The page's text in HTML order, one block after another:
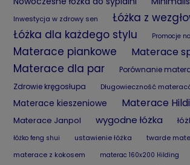
Inwestycja w zdrowy sen
Łóżka z
Łóżka dla każdego stylu
Promocje
Materace piankowe Materace
Materace dla par
Porównanie
Zdrowie kręgosłupa
Długowieczność
Materace kieszeniowe Materace
Materace Janpol wygodne łóżka
łóżko feng shui ustawienie łóżka
twarde
materace z kokosem
materac 160x200 Hilding